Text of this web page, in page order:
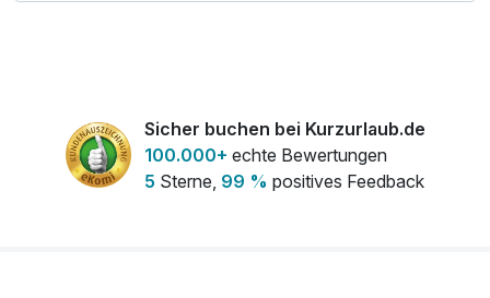
Sicher buchen bei Kurzurlaub.de
100.000+ echte Bewertungen
5 Sterne, 99 % positives Feedback